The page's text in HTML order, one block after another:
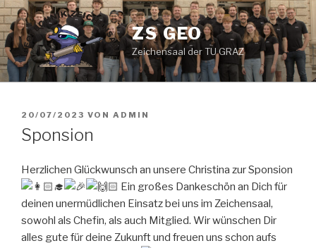
Zum
Inhalt
springen
ZS GEO
Zeichensaal der TU GRAZ
VERÖFFENTLICHT
AM
20/07/2023 VON ADMIN
Sponsion
Herzlichen Glückwunsch an unsere Christina zur Sponsion
Ein großes Dankeschön an Dich für
deinen unermüdlichen Einsatz bei uns im Zeichensaal,
sowohl als Chefin, als auch Mitglied. Wir wünschen Dir
alles gute für deine Zukunft und freuen uns schon aufs